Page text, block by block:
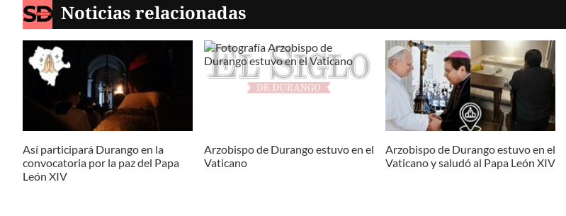
Noticias relacionadas
Así participará Durango en la
convocatoria por la paz del Papa
León XIV
Arzobispo de Durango estuvo en el
Vaticano
Arzobispo de Durango estuvo en el
Vaticano y saludó al Papa León XIV